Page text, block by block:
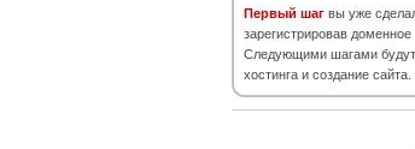
Первый шаг вы уже
зарегистрировав доменное
Следующими шагами будут
хостинга и создание сайта.